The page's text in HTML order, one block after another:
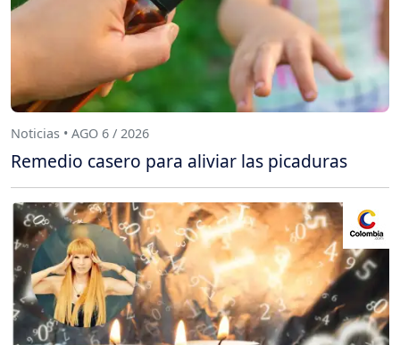
Noticias • AGO 6 / 2026
Remedio casero para aliviar las picaduras